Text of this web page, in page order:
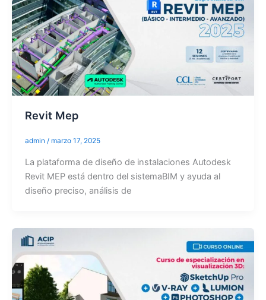
Revit Mep
admin / marzo 17, 2025
La plataforma de diseño de instalaciones Autodesk
Revit MEP está dentro del sistemaBIM y ayuda al
diseño preciso, análisis de